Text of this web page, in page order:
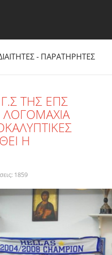
- ΠΑΡΑΤΗΡΗΤΕΣ
ΤΗΣ ΕΠΣ
ΛΟΓΟΜΑΧΙΑ
Η
1859